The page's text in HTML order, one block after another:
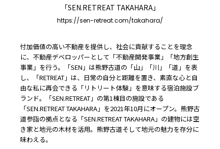
「SEN.RETREAT TAKAHARA」
https://sen-retreat.com/takahara/
付加価値の高い不動産を提供し、社会に貢献することを理念
に、不動産デベロッパーとして「不動産開発事業」「地方創生
事業」を行う。「SEN」は熊野古道の「山」「川」「道」を表
し、「RETREAT」は、日常の自分と距離を置き、素直な心と自
由な私に再会できる「リトリート体験」を意味する宿泊施設ブ
ランド。「SEN.RETREAT」の第1棟目の施設である
「SEN.RETREAT TAKAHARA」を2021年10月にオープン。熊野古
道参詣の拠点となる「SEN.RETREAT TAKAHARA」の建物には空
き家と地元の木材を活用。熊野古道そして地元の魅力を存分に
味わえる。
RemoteLOCKの活用術や業界別の最新事例をご紹介など、不
定期で開催しています。
5分でわかる！RemoteLOCKの特徴と機能について
常時公開中
3分でわかる！RemoteLOCK機種の選び方動画
はじめての方におすすめの記事
スマートロックと結露・錆（サビ）の問題